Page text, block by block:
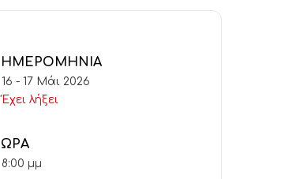
ΗΜΕΡΟΜΗΝΊΑ
16 - 17 Μάι 2026
Έχει λήξει
ΏΡΑ
8:00 μμ